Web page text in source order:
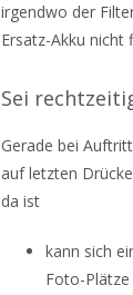
irgendwo der
Ersatz-Akku nicht
Sei
Gerade bei
auf letzten
da ist
kann sich
Foto-Plätze